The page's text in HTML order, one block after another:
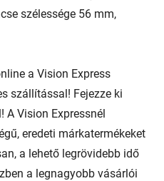
szélessége 56 mm,
a Vision Express
szállítással! Fejezze ki
A Vision Expressnél
eredeti márkatermékeket
a lehető legrövidebb idő
a legnagyobb vásárlói